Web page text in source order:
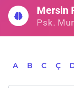
İçeriğe
geç
Mersin
Psk.
A B C Ç